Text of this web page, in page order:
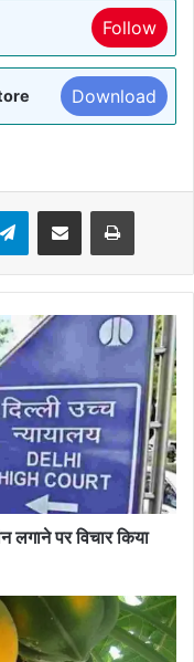
Follow
Download
TelegramShare via Email Print
लगाने पर विचार किया